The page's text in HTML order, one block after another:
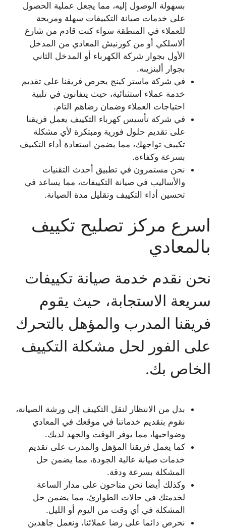
بسهولة الوصول إليه، مما يجعل عملية الحصول
على خدمات صيانة التكييفات سهلة ومريحة
للعملاء في المنطقة سواء كنت قادم من شارع
ألاسلكي أو من كورنيش المعادي من المدخل
الأول بجوار شركة الكهرباء أو المدخل الثاني
بجوار ألبنزينه.
في شركة ماستر كينج يحرص فريقنا على تقديم
خدمة عملاء استثنائية، حيث يتفانون في تلبية
احتياجات العملاء وضمان رضاهم التام.
في شركة تأسيس كهرباء التكييف يعمل فريقنا
على تقديم حلول فورية ومبتكرة لأي مشكلة
تكييف تواجهك، مما يضمن استعادة أداء التكييف
بسرعة وكفاءة.
نحن مستمرون في تطبيق أحدث التقنيات
والأساليب في صيانة التكييفات، مما يساعد في
تحسين أداء التكييف وتقليل مدة الصيانة.
اسرع مركز تصليح تكييف
بالمعادي
نحن نقدم خدمة صيانة تكييفات
سريعة الاستجابة، حيث يقوم
فريقنا المدرب والمؤهل بالتحرك
على الفور لحل مشكلة التكييف
الخاص بك.
بدل من الانتظار لنقل التكييف إلى ورشة الصيانة،
نقوم بتقديم خدماتنا في موقعك في المعادي
وضواحيها، مما يوفر الوقت والجهد لديك.
كما يعمل فريقنا المؤهل والمدرب على تقديم
خدمات صيانة عالية الجودة، مما يضمن حل
المشكلة بسرعة ودقة.
وكذلك أيضا نحن متاحون على مدار الساعة
لخدمتك في حالات الطوارئ، مما يضمن حل
المشكلة في أي وقت من اليوم أو الليل.
نحرص دائما على رضا عملائنا، ونعمل جاهدين